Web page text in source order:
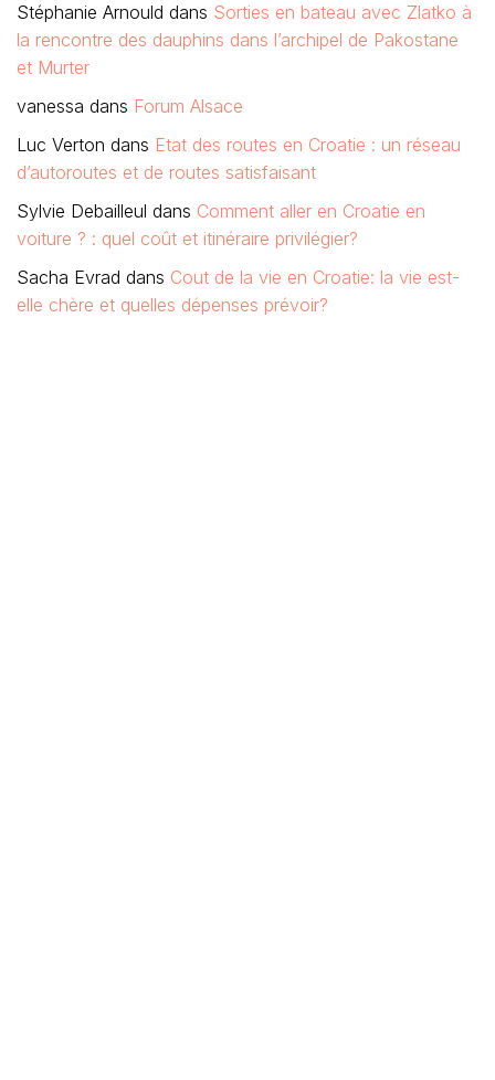
Stéphanie Arnould dans Sorties en bateau avec Zlatko à
la rencontre des dauphins dans l’archipel de Pakostane
et Murter
vanessa dans Forum Alsace
Luc Verton dans Etat des routes en Croatie : un réseau
d’autoroutes et de routes satisfaisant
Sylvie Debailleul dans Comment aller en Croatie en
voiture ? : quel coût et itinéraire privilégier?
Sacha Evrad dans Cout de la vie en Croatie: la vie est-
elle chère et quelles dépenses prévoir?